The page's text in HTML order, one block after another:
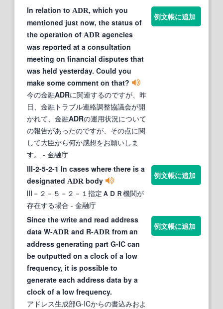
In relation to ADR, which you
mentioned just now, the status of
the operation of ADR agencies
was reported at a consultation
meeting on financial disputes that
was held yesterday. Could you
make some comment on that?
今の金融ADRに関連するのですが、昨
日、金融トラブル連絡調整協議会が開
かれて、金融ADRの運用状況について
の報告があったのですが、その点に関
して大臣から何か感想をお願いしま
す。
- 金融庁
例文帳に追加
III-2-5-2-1 In cases where there is a
designated ADR body
Ⅲ－２－５－２－１指定 ＡＤＲ機関が
存在する場合 - 金融庁
例文帳に追加
Since the write and read address
data W-ADR and R-ADR from an
address generating part G-IC can
be outputted on a clock of a low
frequency, it is possible to
generate each address data by a
clock of a low frequency.
アドレス生成部G-ICからの書込みおよ
例文帳に追加